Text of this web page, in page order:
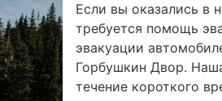
Если вы оказались в
требуется помощь
эвакуации
Горбушкин Двор.
течение короткого